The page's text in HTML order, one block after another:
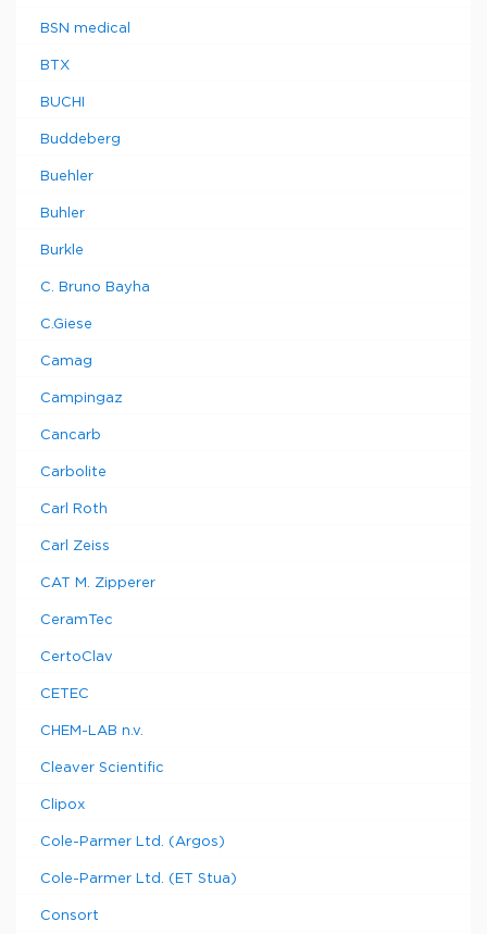
BSN medical
BTX
BUCHI
Buddeberg
Buehler
Buhler
Burkle
C. Bruno Bayha
C.Giese
Camag
Campingaz
Cancarb
Carbolite
Carl Roth
Carl Zeiss
CAT M. Zipperer
CeramTec
CertoClav
CETEC
CHEM-LAB n.v.
Cleaver Scientific
Clipox
Cole-Parmer Ltd. (Argos)
Cole-Parmer Ltd. (ET Stua)
Consort